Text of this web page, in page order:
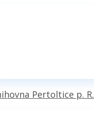
Pertoltice p. R.